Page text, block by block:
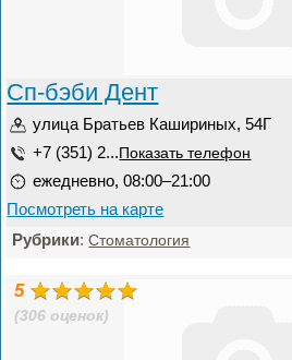
Сп-бэби Дент
улица Братьев Кашириных, 54Г
+7 (351) 2... Показать телефон
ежедневно, 08:00–21:00
Посмотреть на карте
Рубрики:Стоматология
5
(306 оценок)